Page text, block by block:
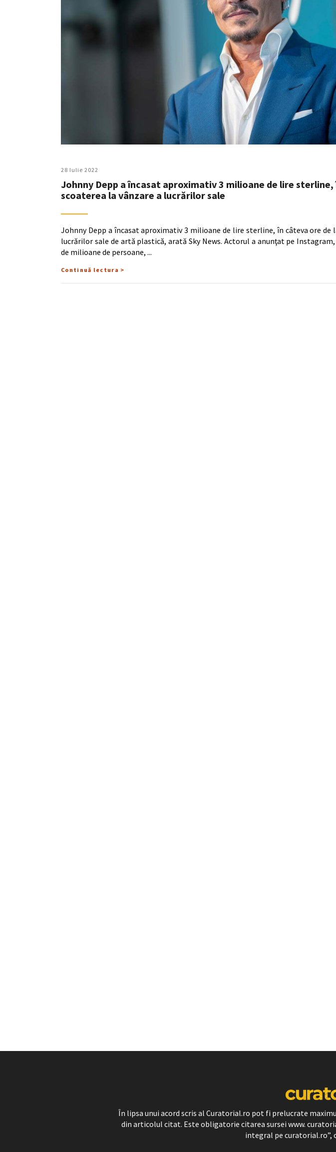
28 Iulie 2022
Johnny Depp a încasat aproximativ 3 milioane de lire
scoaterea la vânzare a lucrărilor sale
Johnny Depp a încasat aproximativ 3 milioane de lire sterline, în câteva ore de
lucrărilor sale de artă plastică, arată Sky News. Actorul a anunţat pe
de milioane de persoane,
Continuă lectura >
În lipsa unui acord scris al Curatorial.ro pot fi prelucrate
din articolul citat. Este obligatorie citarea sursei www.
integral pe